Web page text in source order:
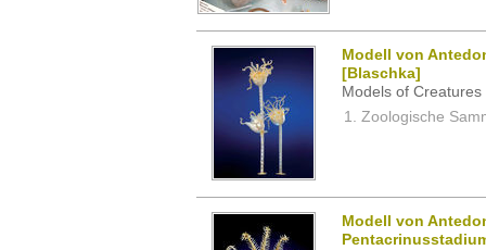
Modell von
[Blaschka]
Models of
Zoologische
Modell von